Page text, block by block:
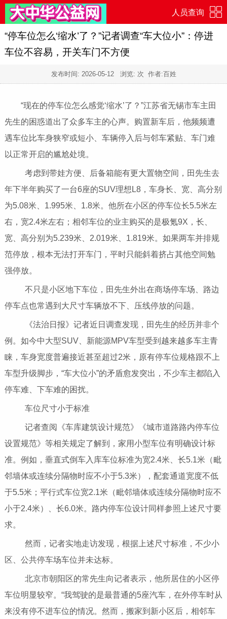
人员查询
“停车位怎么‘缩水’了？”记者调查“车大位小”：停进
车位不容易，开关车门不方便
发布时间: 2026-05-12浏览: 次 作者:百姓
“现在的停车位怎么感觉‘缩水’了？”江苏省无锡市车主田
先生的困惑道出了众多车主的心声。购置新车后，他频频遭
遇车位比车身狭窄或短小、车辆停入后与邻车紧贴、车门难
以正常开启的尴尬处境。
考虑到带娃方便、后备箱能有更大置物空间，田先生去
年下半年购买了一台6座的SUV理想L8，车身长、宽、高分别
为5.08米、1.995米、1.8米。他所在小区的停车位长5.5米左
右，宽2.4米左右；相邻车位的业主购买的是极氪9X，长、
宽、高分别为5.239米、2.019米、1.819米。如果两车并排规
范停放，根本无法打开车门，平时只能斜着挤占其他空间勉
强停放。
不只是小区地下车位，田先生外出在商场停车场、路边
停车点也常遇到大尺寸车辆放不下、压线停放的问题。
《法治日报》记者近日调查发现，田先生的经历并非个
例。如今中大型SUV、新能源MPV车型受到越来越多车主青
睐，车身宽度普遍接近甚至超过2米，原有停车位规格跟不上
车型升级脚步，“车大位小”的矛盾愈发突出，不少车主都陷入
停车难、下车难的困扰。
车位尺寸小于标准
记者查阅《车库建筑设计规范》《城市道路路内停车位
设置规范》等相关规定了解到，家用小型车位有明确设计标
准。例如，垂直式倒车入库车位标准为宽2.4米、长5.1米（毗
邻墙体或连续分隔物时应不小于5.3米），配套通道宽度不低
于5.5米；平行式车位宽2.1米（毗邻墙体或连续分隔物时应不
小于2.4米）、长6.0米。路内停车位设计同样参照上述尺寸要
求。
然而，记者实地走访发现，根据上述尺寸标准，不少小
区、公共停车场车位并未达标。
北京市朝阳区的常先生向记者表示，他所居住的小区停
车位明显较窄。“我驾驶的是最普通的5座汽车，在外停车时从
来没有停不进车位的情况。然而，搬家到新小区后，相邻车